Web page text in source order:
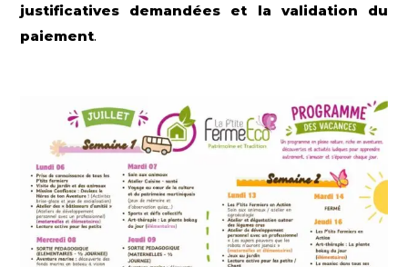
justificatives demandées et la validation du
paiement.